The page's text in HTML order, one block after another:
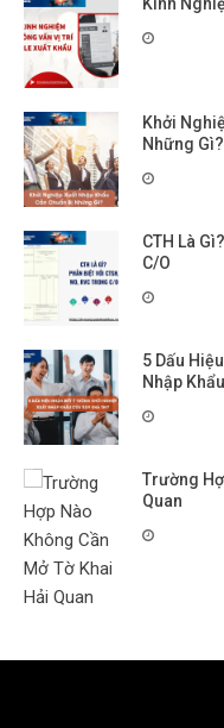
Khởi
Những Gì?
CTH Là
C/O
5 Dấu
Nhập
Trường
Quan